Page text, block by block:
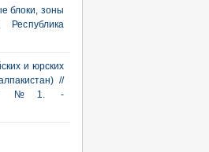
блоки, зоны
и юрских
//
- №1. -